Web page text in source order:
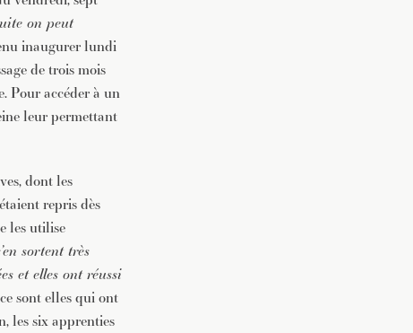
on peut
inaugurer lundi
de trois mois
Pour accéder à un
leur permettant
dont les
repris dès
les utilise
sortent très
et elles ont réussi
sont elles qui ont
les six apprenties